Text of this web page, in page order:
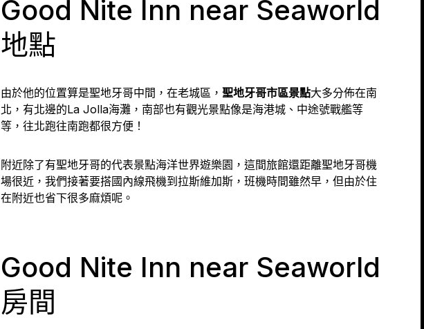
Good Nite Inn near Seaworld
地點
由於他的位置算是聖地牙哥中間，在老城區， 聖地牙哥市區景點大多分佈在南
北，有北邊的La Jolla海灘，南部也有觀光景點像是海港城、中途號戰艦等
等，往北跑往南跑都很方便！
附近除了有聖地牙哥的代表景點海洋世界遊樂園，這間旅館還距離聖地牙哥機
場很近，我們接著要搭國內線飛機到拉斯維加斯，班機時間雖然早，但由於住
在附近也省下很多麻煩呢。
Good Nite Inn near Seaworld
房間